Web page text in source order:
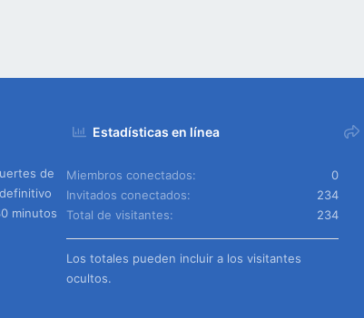
de
minutos
Estadísticas en línea
Miembros conectados
0
Invitados conectados
234
Total de visitantes
234
Los totales pueden incluir a los visitantes
ocultos.